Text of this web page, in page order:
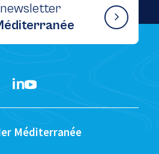
Méditerranée